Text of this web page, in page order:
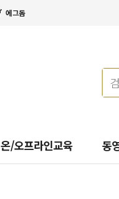
에그돔
온/오프라인교육 동